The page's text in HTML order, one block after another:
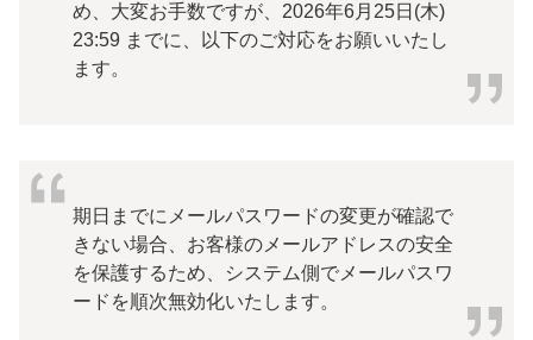
め、大変お手数ですが、2026年6月25日(木)
23:59 までに、以下のご対応をお願いいたし
ます。
期日までにメールパスワードの変更が確認で
きない場合、お客様のメールアドレスの安全
を保護するため、システム側でメールパスワ
ードを順次無効化いたします。